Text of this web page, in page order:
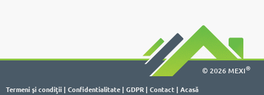
© 2026 MEXI®
Termeni şi condiţii | Confidentialitate | GDPR | Contact | Acasă